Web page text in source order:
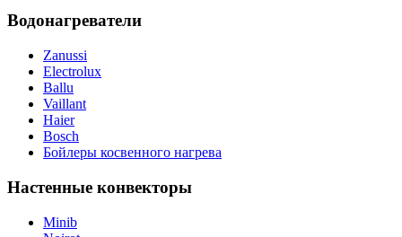
Водонагреватели
Zanussi
Electrolux
Ballu
Vaillant
Haier
Bosch
Бойлеры косвенного нагрева
Настенные конвекторы
Minib